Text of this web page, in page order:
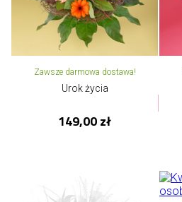
Zawsze darmowa dostawa!
Urok życia
149,00 zł